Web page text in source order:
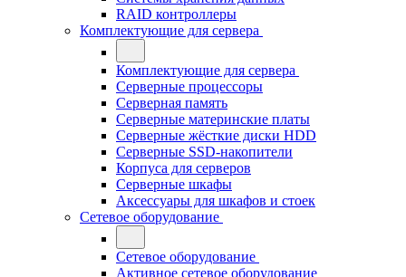
RAID контроллеры
Комплектующие для сервера
Комплектующие для сервера
Серверные процессоры
Серверная память
Серверные материнские платы
Серверные жёсткие диски HDD
Серверные SSD-накопители
Корпуса для серверов
Серверные шкафы
Аксессуары для шкафов и стоек
Сетевое оборудование
Сетевое оборудование
Активное сетевое оборудование